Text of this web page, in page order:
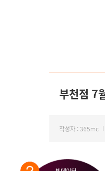
부천점 7
작성자 : 365mc